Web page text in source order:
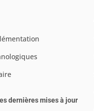
dernières mises à jour